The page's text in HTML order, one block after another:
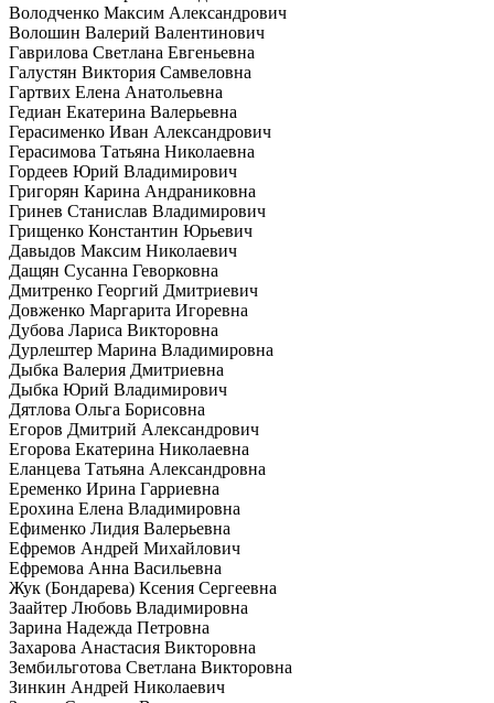
Володченко Максим Александрович
Волошин Валерий Валентинович
Гаврилова Светлана Евгеньевна
Галустян Виктория Самвеловна
Гартвих Елена Анатольевна
Гедиан Екатерина Валерьевна
Герасименко Иван Александрович
Герасимова Татьяна Николаевна
Гордеев Юрий Владимирович
Григорян Карина Андраниковна
Гринев Станислав Владимирович
Грищенко Константин Юрьевич
Давыдов Максим Николаевич
Дащян Сусанна Геворковна
Дмитренко Георгий Дмитриевич
Довженко Маргарита Игоревна
Дубова Лариса Викторовна
Дурлештер Марина Владимировна
Дыбка Валерия Дмитриевна
Дыбка Юрий Владимирович
Дятлова Ольга Борисовна
Егоров Дмитрий Александрович
Егорова Екатерина Николаевна
Еланцева Татьяна Александровна
Еременко Ирина Гарриевна
Ерохина Елена Владимировна
Ефименко Лидия Валерьевна
Ефремов Андрей Михайлович
Ефремова Анна Васильевна
Жук (Бондарева) Ксения Сергеевна
Заайтер Любовь Владимировна
Зарина Надежда Петровна
Захарова Анастасия Викторовна
Зембильготова Светлана Викторовна
Зинкин Андрей Николаевич